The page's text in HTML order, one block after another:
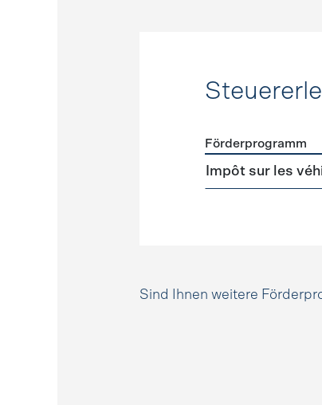
Förderprogramme
Förderprogramm
Impôt sur les
Sind Ihnen weitere